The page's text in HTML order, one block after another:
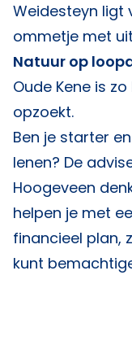
Weidesteyn ligt
ommetje met
Natuur op
Oude Kene is
opzoekt.
Ben je starter
lenen? De
Hoogeveen
helpen je met
financieel plan,
kunt